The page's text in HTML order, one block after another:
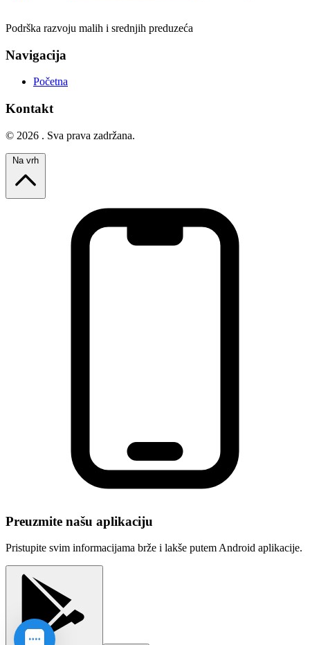
Podrška razvoju malih i srednjih preduzeća
Navigacija
Početna
Kontakt
© 2026 . Sva prava zadržana.
Preuzmite našu aplikaciju
Pristupite svim informacijama brže i lakše putem Android aplikacije.